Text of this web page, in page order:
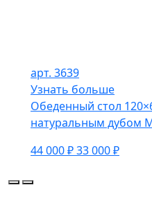
арт. 3639
Узнать больше
Обеденный стол
натуральным дубом
44 000 ₽33 000 ₽